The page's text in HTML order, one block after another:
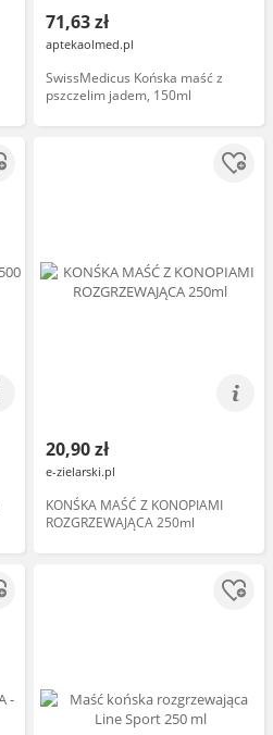
71,63 zł
aptekaolmed.pl
SwissMedicus Końska maść z
pszczelim jadem, 150ml
20,90 zł
e-zielarski.pl
KONŚKA MAŚĆ Z KONOPIAMI
ROZGRZEWAJĄCA 250ml